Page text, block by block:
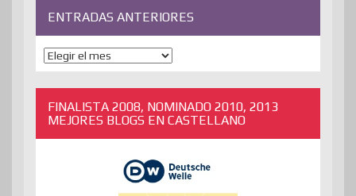
ENTRADAS ANTERIORES
ENTRADAS
ANTERIORES
FINALISTA 2008, NOMINADO 2010, 2013
MEJORES BLOGS EN CASTELLANO